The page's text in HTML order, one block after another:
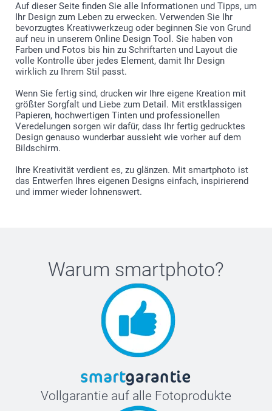
Auf dieser Seite finden Sie alle Informationen und Tipps, um
Ihr Design zum Leben zu erwecken. Verwenden Sie Ihr
bevorzugtes Kreativwerkzeug oder beginnen Sie von Grund
auf neu in unserem Online Design Tool. Sie haben von
Farben und Fotos bis hin zu Schriftarten und Layout die
volle Kontrolle über jedes Element, damit Ihr Design
wirklich zu Ihrem Stil passt.
Wenn Sie fertig sind, drucken wir Ihre eigene Kreation mit
größter Sorgfalt und Liebe zum Detail. Mit erstklassigen
Papieren, hochwertigen Tinten und professionellen
Veredelungen sorgen wir dafür, dass Ihr fertig gedrucktes
Design genauso wunderbar aussieht wie vorher auf dem
Bildschirm.
Ihre Kreativität verdient es, zu glänzen. Mit smartphoto ist
das Entwerfen Ihres eigenen Designs einfach, inspirierend
und immer wieder lohnenswert.
Warum smartphoto?
Vollgarantie auf alle Fotoprodukte